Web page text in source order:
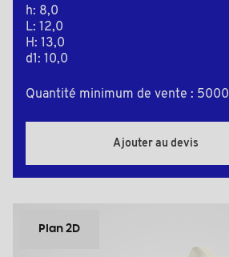
h: 8,0
L: 12,0
H: 13,0
d1: 10,0
Quantité minimum de vente : 5000
Ajouter au devis
Plan 2D